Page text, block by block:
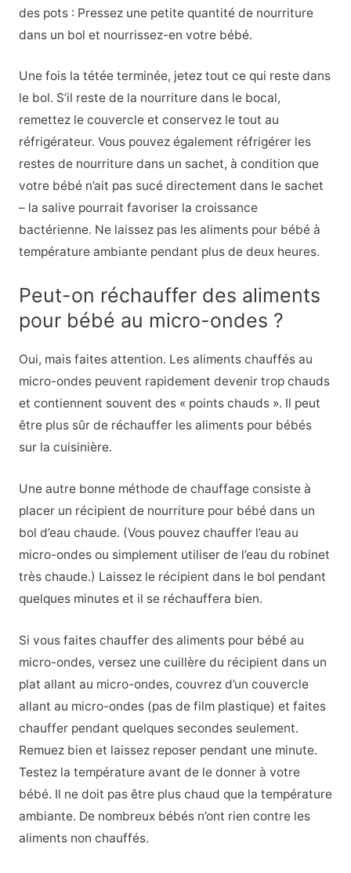
des pots : Pressez une petite quantité de nourriture
dans un bol et nourrissez-en votre bébé.
Une fois la tétée terminée, jetez tout ce qui reste dans
le bol. S’il reste de la nourriture dans le bocal,
remettez le couvercle et conservez le tout au
réfrigérateur. Vous pouvez également réfrigérer les
restes de nourriture dans un sachet, à condition que
votre bébé n’ait pas sucé directement dans le sachet
– la salive pourrait favoriser la croissance
bactérienne. Ne laissez pas les aliments pour bébé à
température ambiante pendant plus de deux heures.
Peut-on réchauffer des aliments
pour bébé au micro-ondes ?
Oui, mais faites attention. Les aliments chauffés au
micro-ondes peuvent rapidement devenir trop chauds
et contiennent souvent des « points chauds ». Il peut
être plus sûr de réchauffer les aliments pour bébés
sur la cuisinière.
Une autre bonne méthode de chauffage consiste à
placer un récipient de nourriture pour bébé dans un
bol d’eau chaude. (Vous pouvez chauffer l’eau au
micro-ondes ou simplement utiliser de l’eau du robinet
très chaude.) Laissez le récipient dans le bol pendant
quelques minutes et il se réchauffera bien.
Si vous faites chauffer des aliments pour bébé au
micro-ondes, versez une cuillère du récipient dans un
plat allant au micro-ondes, couvrez d’un couvercle
allant au micro-ondes (pas de film plastique) et faites
chauffer pendant quelques secondes seulement.
Remuez bien et laissez reposer pendant une minute.
Testez la température avant de le donner à votre
bébé. Il ne doit pas être plus chaud que la température
ambiante. De nombreux bébés n’ont rien contre les
aliments non chauffés.